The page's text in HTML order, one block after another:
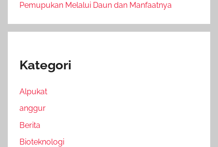
Pemupukan Melalui Daun dan Manfaatnya
Kategori
Alpukat
anggur
Berita
Bioteknologi